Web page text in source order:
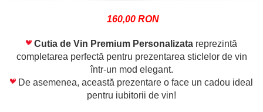
160,00 RON
Cutia de Vin Premium Personalizata reprezintă
completarea perfectă pentru prezentarea sticlelor de vin
într-un mod elegant.
De asemenea, această prezentare o face un cadou ideal
pentru iubitorii de vin!